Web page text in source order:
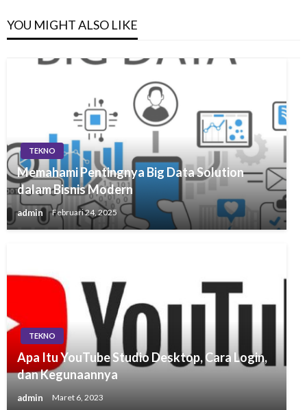
YOU MIGHT ALSO LIKE
TEKNO
Memahami Pentingnya Big Data Solution
dalam Bisnis Modern
admin Februari 24, 2025
TEKNO
Apa Itu YouTube Studio Desktop, Cara Login,
dan Kegunaannya
admin Maret 6, 2023